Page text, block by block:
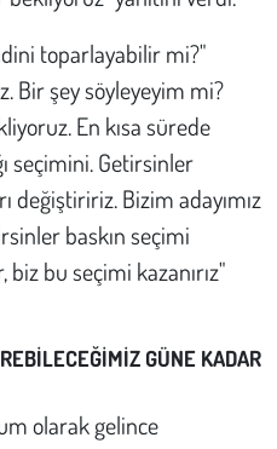
toparlayabilir mi?"
Bir şey söyleyeyim mi?
En kısa sürede
seçimini. Getirsinler
değiştiririz. Bizim adayımız
baskın seçimi
biz bu seçimi kazanırız"
GÜNE KADAR
olarak gelince